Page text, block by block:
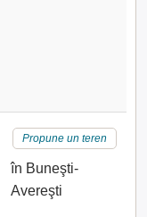
Propune un teren
în Buneşti-
Avereşti